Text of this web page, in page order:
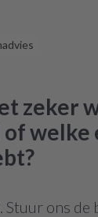
zeker
Stuur ons de